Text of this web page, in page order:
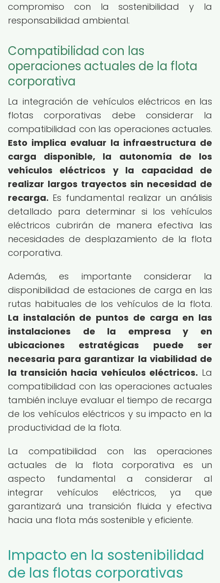
compromiso con la sostenibilidad y la
responsabilidad ambiental.
Compatibilidad con las
operaciones actuales de la flota
corporativa
La integración de vehículos eléctricos en las
flotas corporativas debe considerar la
compatibilidad con las operaciones actuales.
Esto implica evaluar la infraestructura de
carga disponible, la autonomía de los
vehículos eléctricos y la capacidad de
realizar largos trayectos sin necesidad de
recarga. Es fundamental realizar un análisis
detallado para determinar si los vehículos
eléctricos cubrirán de manera efectiva las
necesidades de desplazamiento de la flota
corporativa.
Además, es importante considerar la
disponibilidad de estaciones de carga en las
rutas habituales de los vehículos de la flota.
La instalación de puntos de carga en las
instalaciones de la empresa y en
ubicaciones estratégicas puede ser
necesaria para garantizar la viabilidad de
la transición hacia vehículos eléctricos. La
compatibilidad con las operaciones actuales
también incluye evaluar el tiempo de recarga
de los vehículos eléctricos y su impacto en la
productividad de la flota.
La compatibilidad con las operaciones
actuales de la flota corporativa es un
aspecto fundamental a considerar al
integrar vehículos eléctricos, ya que
garantizará una transición fluida y efectiva
hacia una flota más sostenible y eficiente.
Impacto en la sostenibilidad
de las flotas corporativas